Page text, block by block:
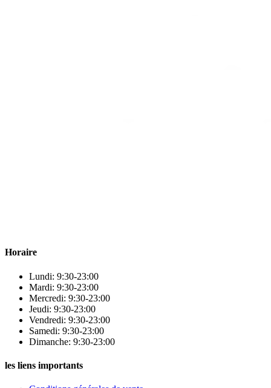
Horaire
Lundi: 9:30-23:00
Mardi: 9:30-23:00
Mercredi: 9:30-23:00
Jeudi: 9:30-23:00
Vendredi: 9:30-23:00
Samedi: 9:30-23:00
Dimanche: 9:30-23:00
les liens importants